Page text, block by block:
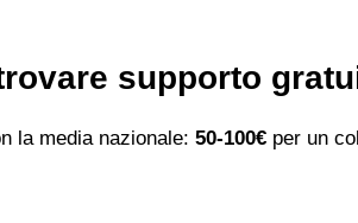
supporto
la media nazionale: 50-100€ per un